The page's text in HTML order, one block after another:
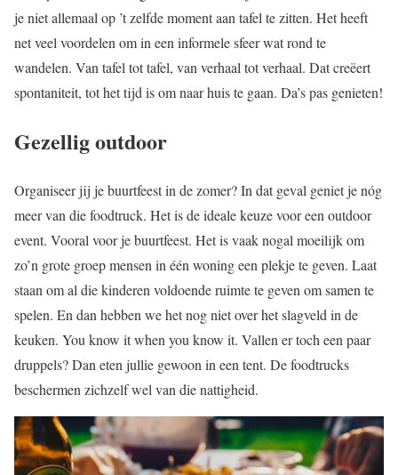
je niet allemaal op ’t zelfde moment aan tafel te zitten. Het heeft
net veel voordelen om in een informele sfeer wat rond te
wandelen. Van tafel tot tafel, van verhaal tot verhaal. Dat creëert
spontaniteit, tot het tijd is om naar huis te gaan. Da’s pas genieten!
Gezellig outdoor
Organiseer jij je buurtfeest in de zomer? In dat geval geniet je nóg
meer van die foodtruck. Het is de ideale keuze voor een outdoor
event. Vooral voor je buurtfeest. Het is vaak nogal moeilijk om
zo’n grote groep mensen in één woning een plekje te geven. Laat
staan om al die kinderen voldoende ruimte te geven om samen te
spelen. En dan hebben we het nog niet over het slagveld in de
keuken. You know it when you know it. Vallen er toch een paar
druppels? Dan eten jullie gewoon in een tent. De foodtrucks
beschermen zichzelf wel van die nattigheid.